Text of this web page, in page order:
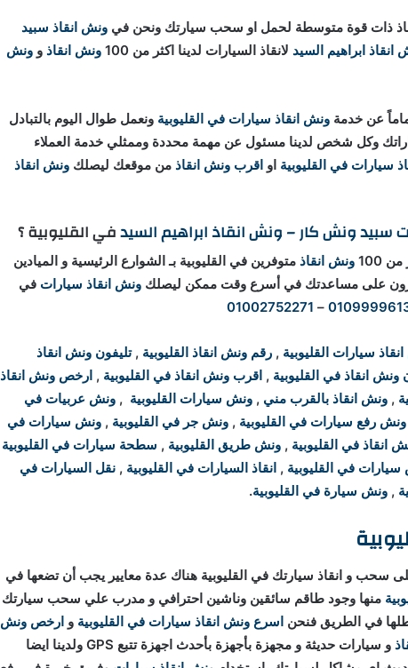
ذات قوة متوسطة لحمل او سحب سيارتك ونحن في ونش انقاذ سبيد
ابراهيم السيد لانقاذ السيارات لدينا اكثر من 100 ونش انقاذ و ونش
عن خدمة ونش انقاذ سيارات في القليوبية ونعمل طوال اليوم بالتبادل
وكل شخص لدينا مسئول عن مهمة محددة وممثلي خدمة العملاء
سيارات في القليوبية او اقرب ونش انقاذ من موقعك ليصلك ونش انقاذ
سبيد ونش كار – ونش انقاذ ابراهيم السيدفي القليوبية ؟
100 ونش انقاذ متوفرين في القليوبية بـ الشوارع الرئيسية و الميادين
على مساعدتك في أسرع وقت ممكن ليصلك ونش انقاذ سيارات في
–
01002752271
سيارات القليوبية , رقم ونش انقاذ القليوبية ,تليفون ونش انقاذ
ونش انقاذ في القليوبية , اقرب ونش انقاذ في القليوبية , ارخص ونش انقاذ
, ونش انقاذ بالقرب مني , ونش سيارات القليوبية , ونش عربيات في
ونش رفع سيارات في القليوبية , ونش جر في القليوبية , ونش سيارات في
انقاذ في القليوبية , ونش طريق القليوبية , سطحة سيارات في القليوبية
في القليوبية , انقاذ السيارات في القليوبية , نقل السيارات في
, ونش سيارة في القليوبية.
سحب و انقاذ سيارتك في القليوبية هناك عدة معايير يجب أن تضعها في
منها وجود طاقم سائقين وناشين احترافي و مدرب علي سحب سيارتك
في الطريق فنحن اسرع ونش انقاذ سيارات في القليوبية و ارخص ونش
و سيارات حديثة و مجهزة بأجهزة بأحدث اجهزة تتبع GPS ولدينا ايضا